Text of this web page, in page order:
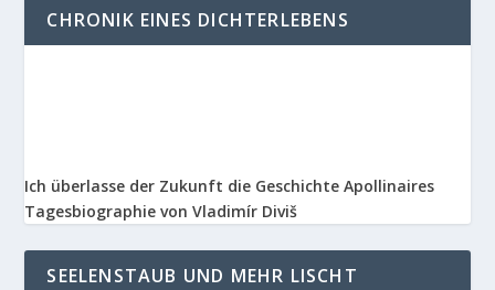
CHRONIK EINES DICHTERLEBENS
Ich überlasse der Zukunft die Geschichte Apollinaires
Tagesbiographie von Vladimír Diviš
SEELENSTAUB UND MEHR LISCHT